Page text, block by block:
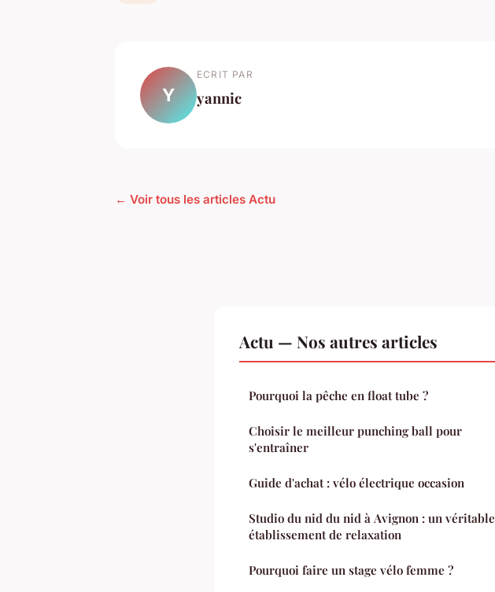
Y
ECRIT PAR
yannic
← Voir tous les articles Actu
Actu — Nos autres articles
Pourquoi la pêche en float tube ?
Choisir le meilleur punching ball pour
s'entraîner
Guide d'achat : vélo électrique occasion
Studio du nid du nid à Avignon : un véritable
établissement de relaxation
Pourquoi faire un stage vélo femme ?